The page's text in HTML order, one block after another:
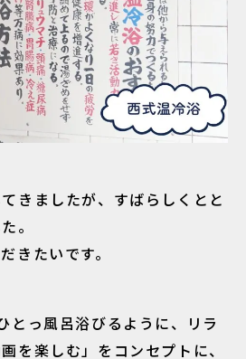
きましたが、すばらしくとと
。
きたいです。
とっ風呂浴びるように、リラ
を楽しむ」をコンセプトに、